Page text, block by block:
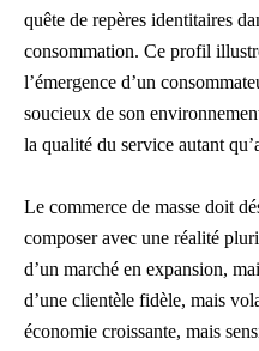
quête de repères identitaires
consommation. Ce profil
l’émergence d’un
soucieux de son
la qualité du service autant
Le commerce de masse doit
composer avec une réalité
d’un marché en expansion,
d’une clientèle fidèle, mais
économie croissante, mais